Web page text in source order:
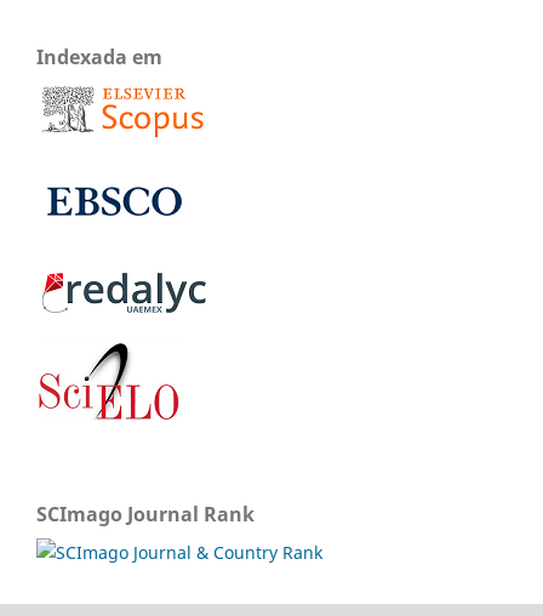
Indexada em
SCImago Journal Rank